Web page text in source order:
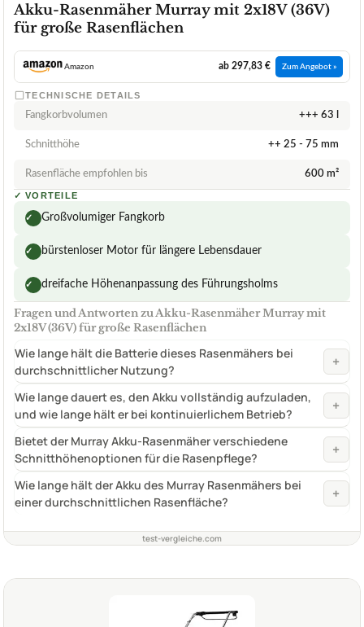
Akku-Rasenmäher Murray mit 2x18V (36V)
für große Rasenflächen
Amazon ab 297,83 € Zum Angebot »
TECHNISCHE DETAILS
Fangkorbvolumen +++ 63 l
Schnitthöhe ++ 25 - 75 mm
Rasenfläche empfohlen bis 600 m²
✓ VORTEILE
✓ Großvolumiger Fangkorb
✓ bürstenloser Motor für längere Lebensdauer
✓ dreifache Höhenanpassung des Führungsholms
Fragen und Antworten zu Akku-Rasenmäher Murray mit
2x18V (36V) für große Rasenflächen
Wie lange hält die Batterie dieses Rasenmähers bei
durchschnittlicher Nutzung?
+
Wie lange dauert es, den Akku vollständig aufzuladen,
und wie lange hält er bei kontinuierlichem Betrieb?
+
Bietet der Murray Akku-Rasenmäher verschiedene
Schnitthöhenoptionen für die Rasenpflege?
+
Wie lange hält der Akku des Murray Rasenmähers bei
einer durchschnittlichen Rasenfläche?
+
test-vergleiche.com